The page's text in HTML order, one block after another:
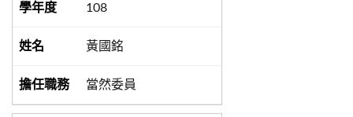
108
黃國銘
當然委員